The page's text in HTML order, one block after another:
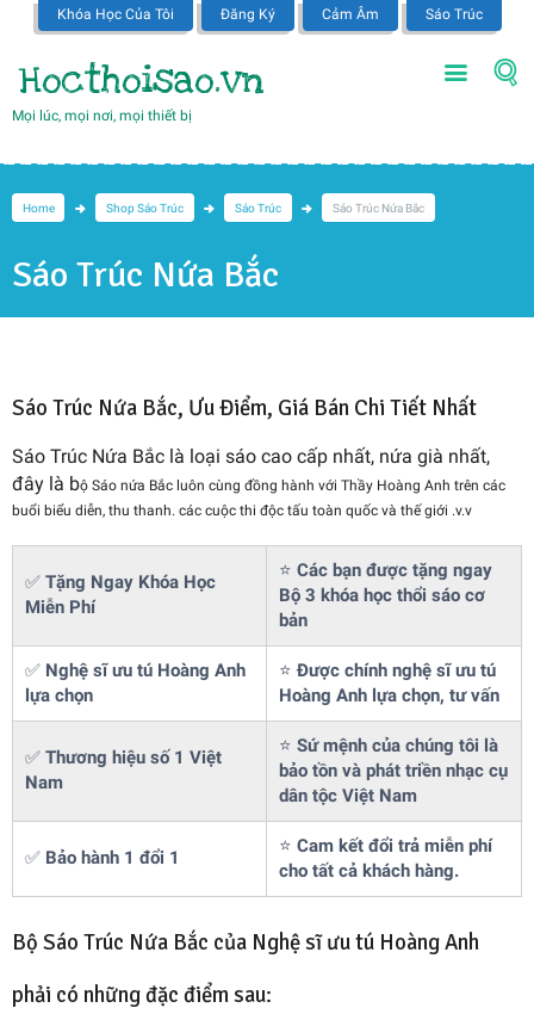
Khóa Học Của Tôi Đăng Ký Cảm Âm Sáo Trúc
Hocthoisao.vn
Mọi lúc, mọi nơi, mọi thiết bị
Home Shop Sáo Trúc Sáo Trúc Sáo Trúc Nứa Bắc
Sáo Trúc Nứa Bắc
Sáo Trúc Nứa Bắc, Ưu Điểm, Giá Bán Chi Tiết Nhất
Sáo Trúc Nứa Bắc là loại sáo cao cấp nhất, nứa già nhất,
đây là bộ Sáo nứa Bắc luôn cùng đồng hành với Thầy Hoàng Anh trên các
buổi biểu diễn, thu thanh. các cuộc thi độc tấu toàn quốc và thế giới .v.v
✅ Tặng Ngay Khóa Học
Miễn Phí
⭐ Các bạn được tặng ngay
Bộ 3 khóa học thổi sáo cơ
bản
✅ Nghệ sĩ ưu tú Hoàng Anh
lựa chọn
⭐ Được chính nghệ sĩ ưu tú
Hoàng Anh lựa chọn, tư vấn
✅ Thương hiệu số 1 Việt
Nam
⭐ Sứ mệnh của chúng tôi là
bảo tồn và phát triền nhạc cụ
dân tộc Việt Nam
✅ Bảo hành 1 đổi 1
⭐ Cam kết đổi trả miễn phí
cho tất cả khách hàng.
Bộ Sáo Trúc Nứa Bắc của Nghệ sĩ ưu tú Hoàng Anh
phải có những đặc điểm sau: